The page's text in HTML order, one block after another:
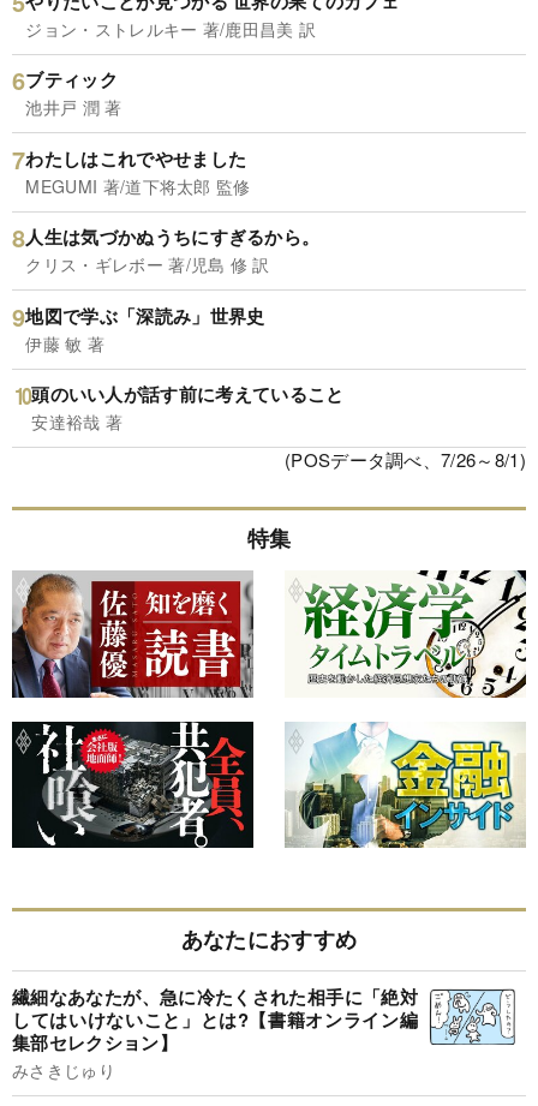
ジョン・ストレルキー 著/鹿田昌美 訳
ブティック
池井戸 潤 著
わたしはこれでやせました
MEGUMI 著/道下将太郎 監修
人生は気づかぬうちにすぎるから。
クリス・ギレボー 著/児島 修 訳
地図で学ぶ「深読み」世界史
伊藤 敏 著
頭のいい人が話す前に考えていること
安達裕哉 著
(POSデータ調べ、7/26～8/1)
特集
あなたにおすすめ
繊細なあなたが、急に冷たくされた相手に「絶対
してはいけないこと」とは?【書籍オンライン編
集部セレクション】
みさきじゅり